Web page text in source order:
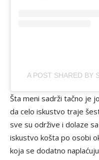
A POST SHARED BY
Šta meni sadrži tačno je
da celo iskustvo traje
sve su održive i dolaze
iskustvo košta po osobi
koja se dodatno